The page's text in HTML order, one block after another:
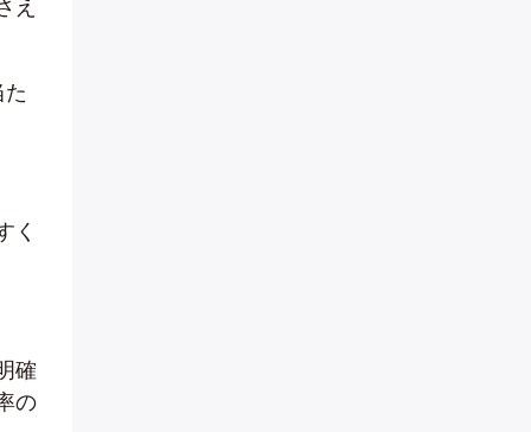
え
く
確
の